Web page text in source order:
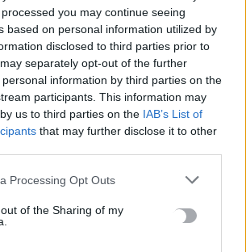
you may continue seeing
based on personal information utilized by
disclosed to third parties prior to
separately opt-out of the further
information by third parties on the
participants. This information may
us to third parties on the IAB’s List of
that may further disclose it to other
Processing Opt Outs
of the Sharing of my
19 Δεκεμβρίου, 2025
Βάλε τοCRETA24στην
Google
ΤΟ CRETA24 ΣΤΗΝ GOOGLE
διεθνή ποδοσφαιριστή στην Ουγκάντα:
πλάκες πεζοδρομίου για να του πάρουν